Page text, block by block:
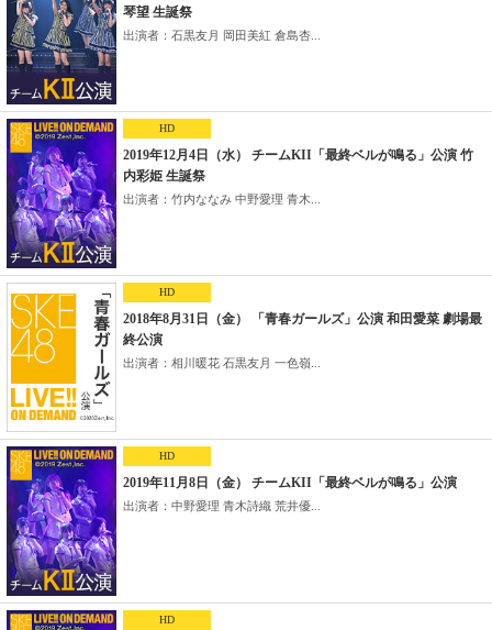
琴望 生誕祭
出演者：石黒友月 岡田美紅 倉島杏...
HD
2019年12月4日（水） チームKII「最終ベルが鳴る」公演 竹
内彩姫 生誕祭
出演者：竹内ななみ 中野愛理 青木...
HD
2018年8月31日（金） 「青春ガールズ」公演 和田愛菜 劇場最
終公演
出演者：相川暖花 石黒友月 一色嶺...
HD
2019年11月8日（金） チームKII「最終ベルが鳴る」公演
出演者：中野愛理 青木詩織 荒井優...
HD